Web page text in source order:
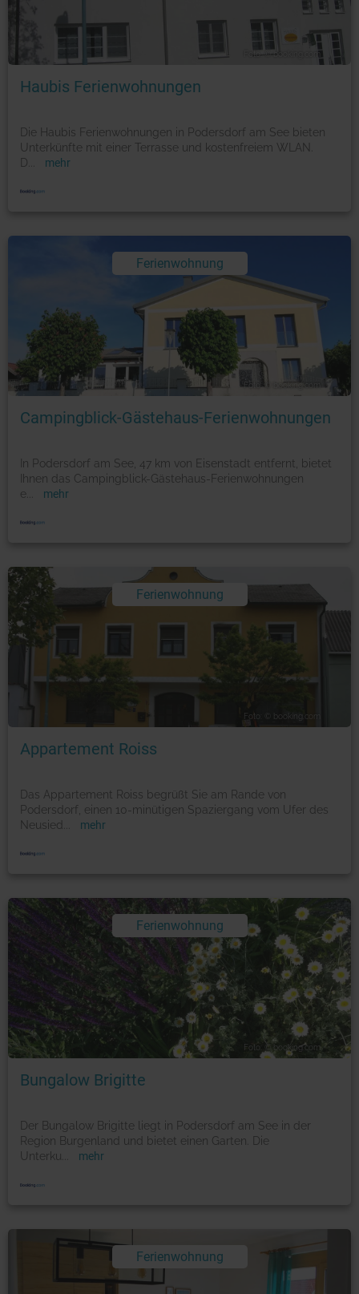
Foto: © booking.com
Haubis Ferienwohnungen
Die Haubis Ferienwohnungen in Podersdorf am See bieten
Unterkünfte mit einer Terrasse und kostenfreiem WLAN.
D
mehr
Ferienwohnung
Foto: © booking.com
Campingblick-Gästehaus-Ferienwohnungen
In Podersdorf am See, 47 km von Eisenstadt entfernt, bietet
Ihnen das Campingblick-Gästehaus-Ferienwohnungen
e
mehr
Ferienwohnung
Foto: © booking.com
Appartement Roiss
Das Appartement Roiss begrüßt Sie am Rande von
Podersdorf, einen 10-minütigen Spaziergang vom Ufer des
Neusied
mehr
Ferienwohnung
Foto: © booking.com
Bungalow Brigitte
Der Bungalow Brigitte liegt in Podersdorf am See in der
Region Burgenland und bietet einen Garten. Die
Unterku
mehr
Ferienwohnung